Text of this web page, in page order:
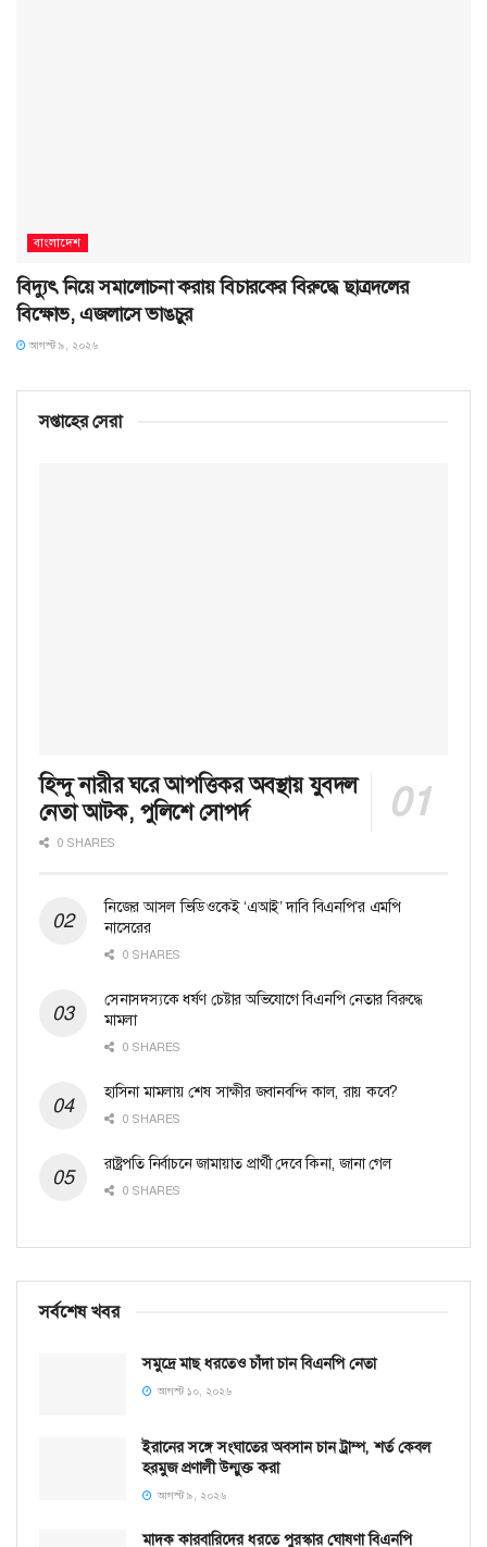
বাংলাদেশ
বিদ্যুৎ নিয়ে সমালোচনা করায় বিচারকের বিরুদ্ধে ছাত্রদলের
বিক্ষোভ, এজলাসে ভাঙচুর
আগস্ট ৯, ২০২৬
সপ্তাহের সেরা
হিন্দু নারীর ঘরে আপত্তিকর অবস্থায় যুবদল
নেতা আটক, পুলিশে সোপর্দ
0 SHARES
নিজের আসল ভিডিওকেই ‘এআই’ দাবি বিএনপি’র এমপি
নাসেরের
0 SHARES
সেনাসদস্যকে ধর্ষণ চেষ্টার অভিযোগে বিএনপি নেতার বিরুদ্ধে
মামলা
0 SHARES
হাসিনা মামলায় শেষ সাক্ষীর জবানবন্দি কাল, রায় কবে?
0 SHARES
রাষ্ট্রপতি নির্বাচনে জামায়াত প্রার্থী দেবে কিনা, জানা গেল
0 SHARES
সর্বশেষ খবর
সমু‌দ্রে মাছ ধরতেও চাঁদা চান বিএনপি নেতা
আগস্ট ১০, ২০২৬
ইরানের সঙ্গে সংঘাতের অবসান চান ট্রাম্প, শর্ত কেবল
হরমুজ প্রণালী উন্মুক্ত করা
আগস্ট ৯, ২০২৬
মাদক কারবারিদের ধরতে পুরস্কার ঘোষণা বিএনপি